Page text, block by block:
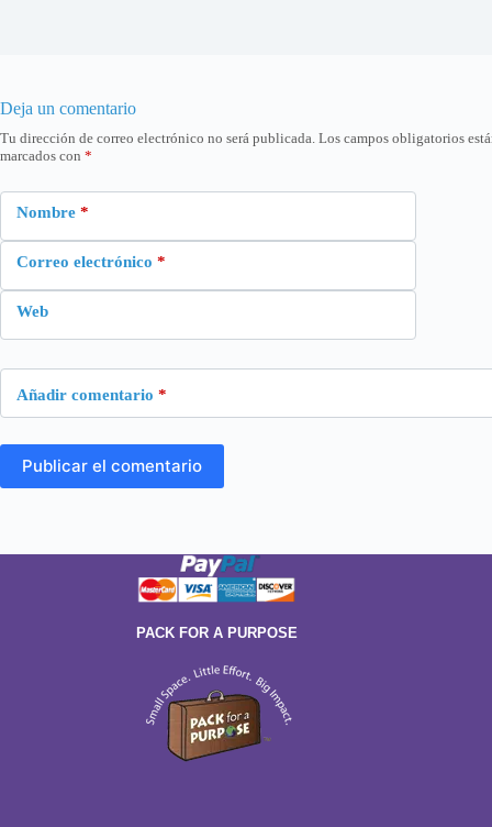
Deja un comentario
Tu dirección de correo electrónico no será publicada. Los campos obligatorios
marcados con *
Nombre *
Correo electrónico *
Web
Añadir comentario *
Publicar el comentario
PACK FOR A PURPOSE